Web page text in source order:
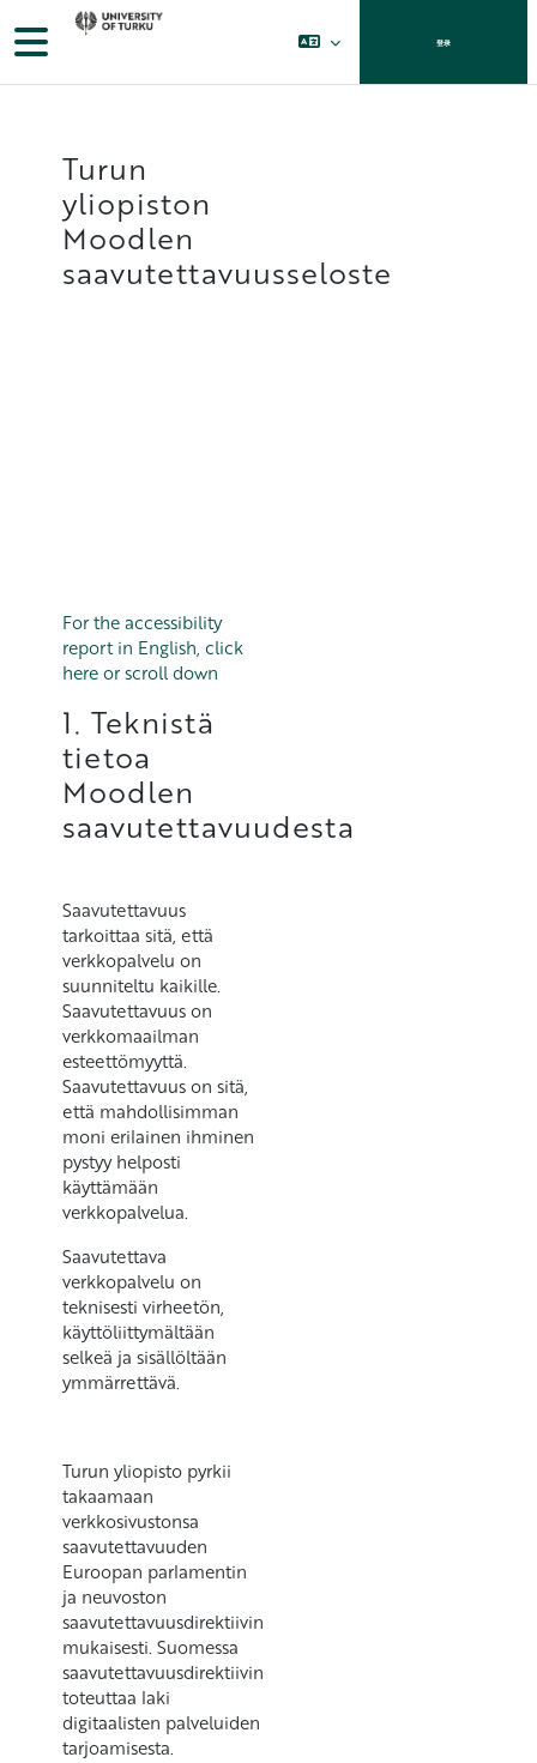
跳到主要内容
停靠面板 登录
Turun
yliopiston
Moodlen
saavutettavuusseloste
For the accessibility
report in English, click
here or scroll down
1. Teknistä
tietoa
Moodlen
saavutettavuudesta
Saavutettavuus
tarkoittaa sitä, että
verkkopalvelu on
suunniteltu kaikille.
Saavutettavuus on
verkkomaailman
esteettömyyttä.
Saavutettavuus on sitä,
että mahdollisimman
moni erilainen ihminen
pystyy helposti
käyttämään
verkkopalvelua.
Saavutettava
verkkopalvelu on
teknisesti virheetön,
käyttöliittymältään
selkeä ja sisällöltään
ymmärrettävä.
Turun yliopisto pyrkii
takaamaan
verkkosivustonsa
saavutettavuuden
Euroopan parlamentin
ja neuvoston
saavutettavuusdirektiivin
mukaisesti. Suomessa
saavutettavuusdirektiivin
toteuttaa laki
digitaalisten palveluiden
tarjoamisesta.